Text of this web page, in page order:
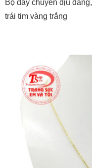
Bộ dây chuyền dịu dàng,
trái tim vàng trắng